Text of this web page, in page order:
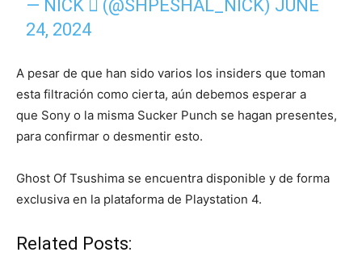
— NICK  (@SHPESHAL_NICK) JUNE
24, 2024
A pesar de que han sido varios los insiders que toman
esta filtración como cierta, aún debemos esperar a
que Sony o la misma Sucker Punch se hagan presentes,
para confirmar o desmentir esto.
Ghost Of Tsushima se encuentra disponible y de forma
exclusiva en la plataforma de Playstation 4.
Related Posts: